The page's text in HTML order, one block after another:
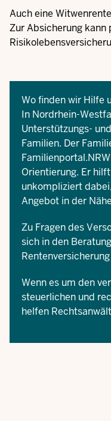
Auch eine
Zur Absicherung kann
Wo finden wir Hilfe
In Nordrhein-
Unterstützungs-
Familien. Der
Orientierung. Er
unkompliziert
Angebot in der
Zu Fragen des
sich in den
Wenn es um den
steuerlichen und
helfen